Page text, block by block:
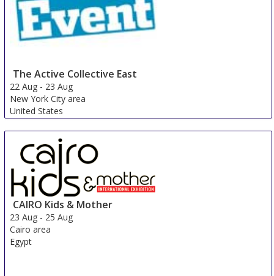
The Active Collective East
22 Aug - 23 Aug
New York City area
United States
CAIRO Kids & Mother
23 Aug - 25 Aug
Cairo area
Egypt